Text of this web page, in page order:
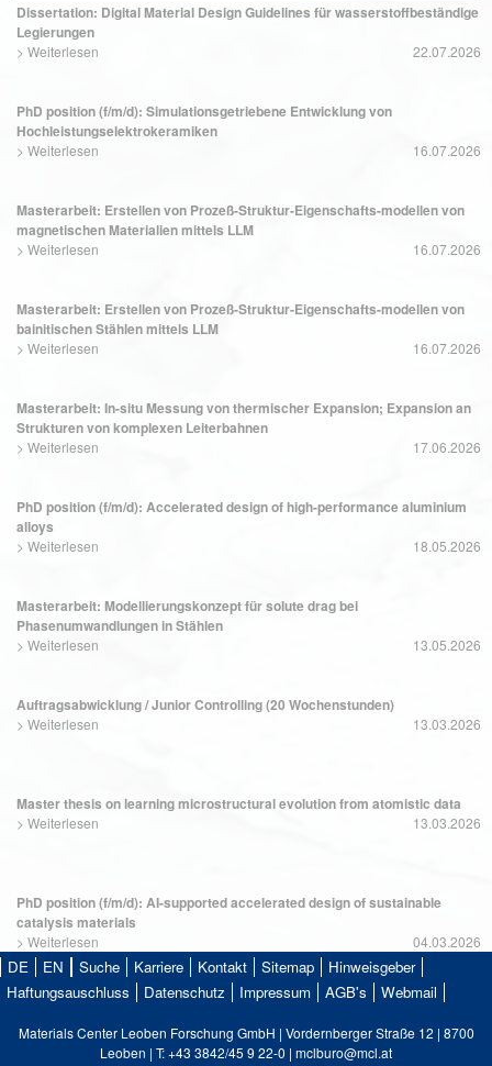
Dissertation: Digital Material Design Guidelines für wasserstoffbeständige
Legierungen
> Weiterlesen 22.07.2026
PhD position (f/m/d): Simulationsgetriebene Entwicklung von
Hochleistungselektrokeramiken
> Weiterlesen 16.07.2026
Masterarbeit: Erstellen von Prozeß-Struktur-Eigenschafts-modellen von
magnetischen Materialien mittels LLM
> Weiterlesen 16.07.2026
Masterarbeit: Erstellen von Prozeß-Struktur-Eigenschafts-modellen von
bainitischen Stählen mittels LLM
> Weiterlesen 16.07.2026
Masterarbeit: In-situ Messung von thermischer Expansion; Expansion an
Strukturen von komplexen Leiterbahnen
> Weiterlesen 17.06.2026
PhD position (f/m/d): Accelerated design of high-performance aluminium
alloys
> Weiterlesen 18.05.2026
Masterarbeit: Modellierungskonzept für solute drag bei
Phasenumwandlungen in Stählen
> Weiterlesen 13.05.2026
Auftragsabwicklung / Junior Controlling (20 Wochenstunden)
> Weiterlesen 13.03.2026
Master thesis on learning microstructural evolution from atomistic data
> Weiterlesen 13.03.2026
PhD position (f/m/d): AI-supported accelerated design of sustainable
catalysis materials
> Weiterlesen 04.03.2026
DE EN Suche Karriere Kontakt Sitemap
Hinweisgeber
Haftungsauschluss
Datenschutz Impressum AGB's Webmail
Materials Center Leoben Forschung GmbH | Vordernberger Straße 12 | 8700
Leoben | T: +43 3842/45 9 22-0 | mclburo@mcl.at